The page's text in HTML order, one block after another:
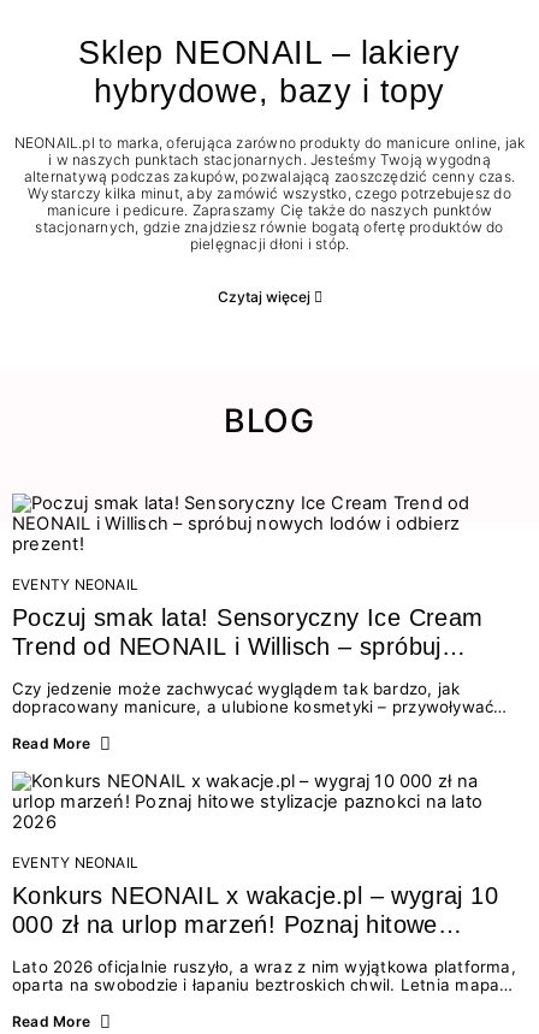
Sklep NEONAIL – lakiery
hybrydowe, bazy i topy
NEONAIL.pl to marka, oferująca zarówno produkty do manicure online, jak
i w naszych punktach stacjonarnych. Jesteśmy Twoją wygodną
alternatywą podczas zakupów, pozwalającą zaoszczędzić cenny czas.
Wystarczy kilka minut, aby zamówić wszystko, czego potrzebujesz do
manicure i pedicure. Zapraszamy Cię także do naszych punktów
stacjonarnych, gdzie znajdziesz równie bogatą ofertę produktów do
pielęgnacji dłoni i stóp.
Czytaj więcej
BLOG
EVENTY NEONAIL
Poczuj smak lata! Sensoryczny Ice Cream
Trend od NEONAIL i Willisch – spróbuj
nowych lodów i odbierz prezent!
Czy jedzenie może zachwycać wyglądem tak bardzo, jak
dopracowany manicure, a ulubione kosmetyki – przywoływać
świata beauty i oszałamiających deserów to coś więcej niż
zmysłami: przez soczysty kolor, aksamitną teksturę,
orzeźwiający zapach i słodki akcent na podniebieniu. Tego lata
NEONAIL łączy siły z marką Willisch, tworząc unikalny projekt
na styku jedzenia i piękna....
Read More
EVENTY NEONAIL
Konkurs NEONAIL x wakacje.pl – wygraj 10
000 zł na urlop marzeń! Poznaj hitowe
Lato 2026 oficjalnie ruszyło, a wraz z nim wyjątkowa platforma,
oparta na swobodzie i łapaniu beztroskich chwil. Letnia mapa
doświadczenia wakacji – od spontanicznych wyjazdów, przez
Read More